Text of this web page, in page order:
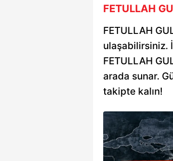
FETULLAH
FETULLAH
ulaşabilirsiniz.
FETULLAH
arada sunar.
takipte kalın!